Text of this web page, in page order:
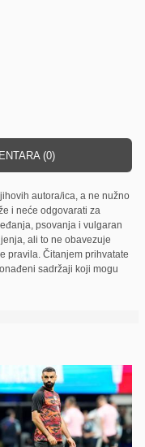
(0)
autora/ica, a ne nužno
i neće odgovarati za
psovanja i vulgaran
ali to ne obavezuje
pravila. Čitanjem prihvatate
sadržaji koji mogu